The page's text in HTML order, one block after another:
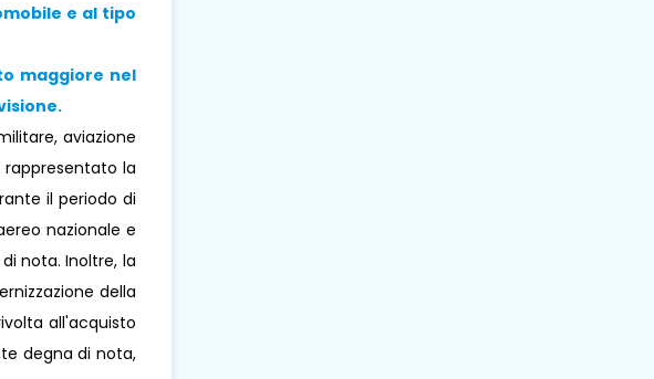
e al tipo
maggiore nel
aviazione
la
il periodo di
nazionale e
nota. Inoltre, la
della
all'acquisto
degna di nota,